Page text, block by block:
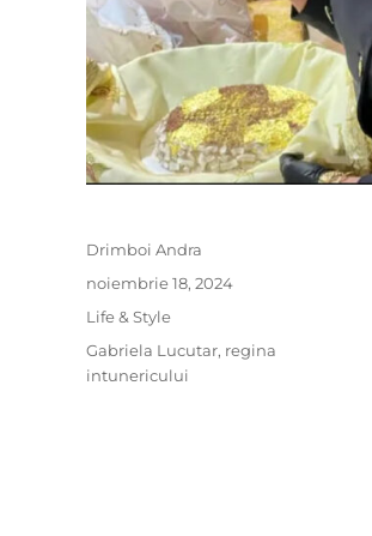
Author
Drimboi Andra
Posted
on
noiembrie 18, 2024
Categories
Life & Style
Tags
Gabriela Lucutar, regina
intunericului